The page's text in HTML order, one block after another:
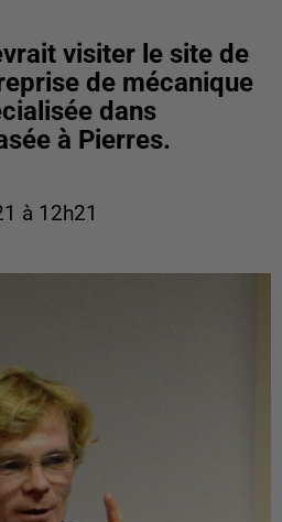
visiter le site de
de mécanique
dans
à Pierres.
à 12h21